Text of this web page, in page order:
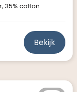
35% cotton
Bekijk